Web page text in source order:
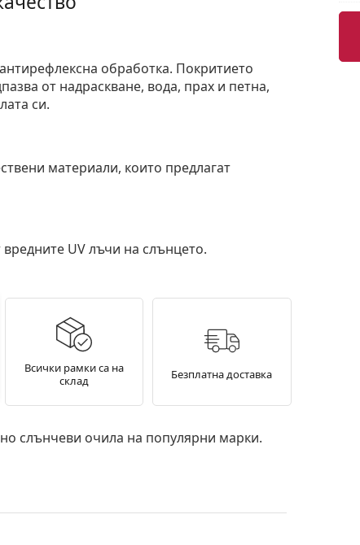
обработка. Покритието
от надраскване, вода, прах и петна,
си.
материали, които предлагат
UV лъчи на слънцето.
Всички рамки са на
склад
Безплатна доставка
слънчеви очила на популярни марки.